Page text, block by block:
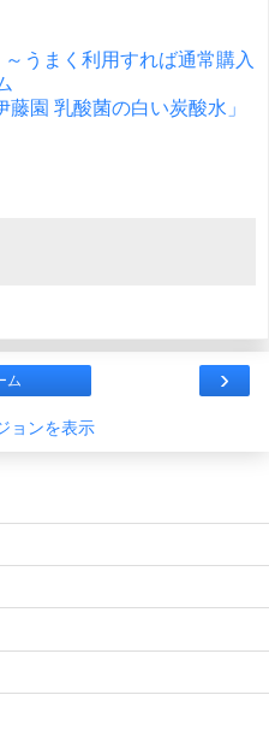
うまく利用すれば通常購入
園 乳酸菌の白い炭酸水」
›
ム
ョンを表示